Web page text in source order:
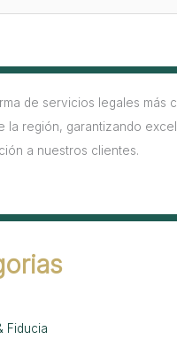
de servicios legales más
la región, garantizando
a nuestros clientes.
Fiducia